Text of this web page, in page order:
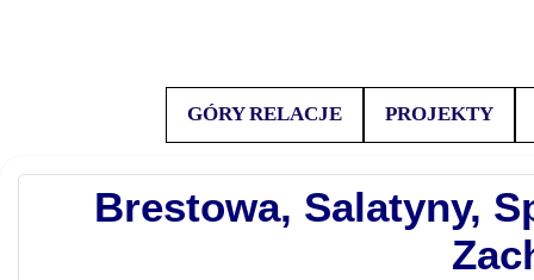
GÓRY RELACJE PROJEKTY
Brestowa, Salatyny,